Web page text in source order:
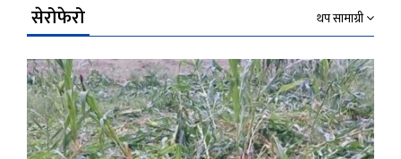
सेरोफेरो थप सामाग्री